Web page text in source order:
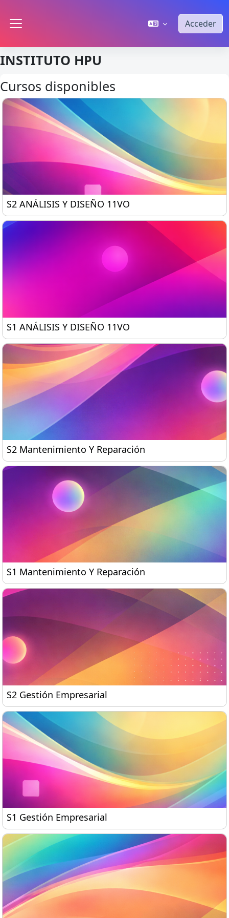
Acceder
INSTITUTO HPU
Cursos disponibles
S2 ANÁLISIS Y DISEÑO 11VO
S2 ANÁLISIS Y DISEÑO 11VO
S1 ANÁLISIS Y DISEÑO 11VO
S1 ANÁLISIS Y DISEÑO 11VO
S2 Mantenimiento Y Reparación
S2 Mantenimiento Y Reparación
S1 Mantenimiento Y Reparación
S1 Mantenimiento Y Reparación
S2 Gestión Empresarial
S2 Gestión Empresarial
S1 Gestión Empresarial
S1 Gestión Empresarial